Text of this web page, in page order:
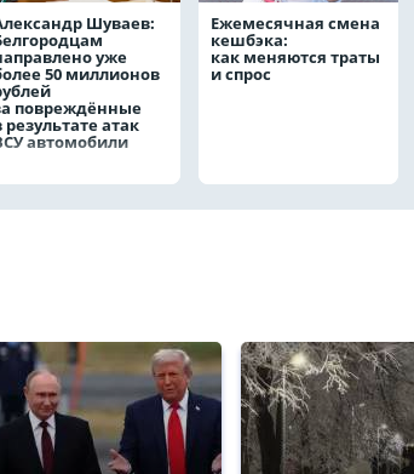
Шуваев:
уже
50 миллионов
повреждённые
результате атак
автомобили
Ежемесячная смена
кешбэка:
как меняются траты
и спрос